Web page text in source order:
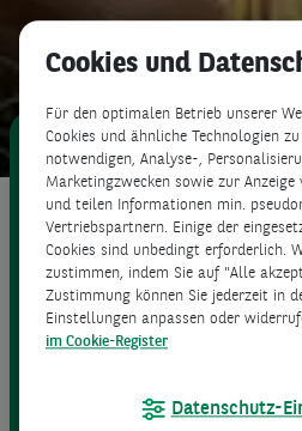
Ihr Fahrzeug. Ihr Kredit.
Der Consors
Kredit
Cookies und
Für den optimalen Betrieb unserer
Cookies und ähnliche Technologien
notwendigen, Analyse-,
Marketingzwecken sowie zur
und teilen Informationen min.
Vertriebspartnern. Einige der
Cookies sind unbedingt erforderlich.
zustimmen, indem Sie auf "Alle
Zustimmung können Sie jederzeit in
Einstellungen anpassen oder
im Cookie-Register
Datenschutz-